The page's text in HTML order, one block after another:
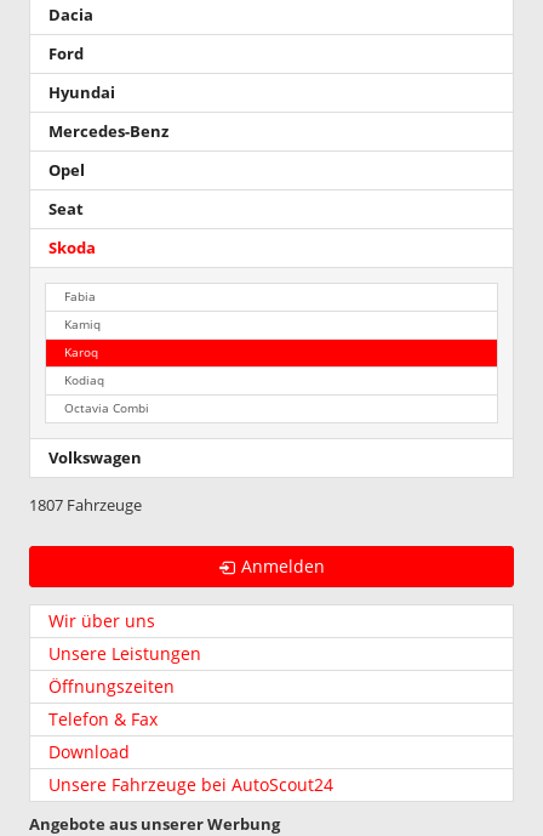
Dacia
Ford
Hyundai
Mercedes-Benz
Opel
Seat
Skoda
Fabia
Kamiq
Karoq
Kodiaq
Octavia Combi
Volkswagen
1807 Fahrzeuge
Anmelden
Wir über uns
Unsere Leistungen
Öffnungszeiten
Telefon & Fax
Download
Unsere Fahrzeuge bei AutoScout24
Angebote aus unserer Werbung